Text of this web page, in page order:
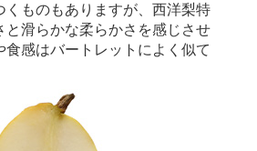
くものもありますが、西洋梨特
と滑らかな柔らかさを感じさせ
食感はバートレットによく似て